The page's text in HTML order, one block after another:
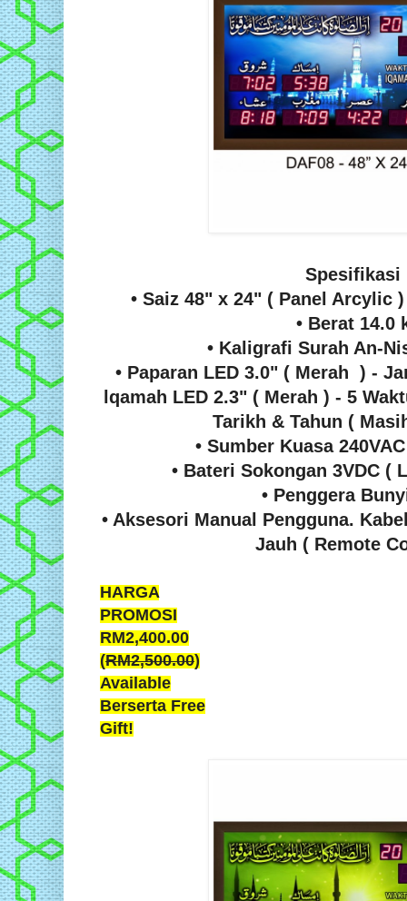
Spesifikasi
• Saiz 48" x 24" ( Panel Arcylic
• Berat 14.0
• Kaligrafi Surah An-
• Paparan LED 3.0" ( Merah ) -
lqamah LED 2.3" ( Merah ) - 5
Tarikh & Tahun (
• Sumber Kuasa
• Bateri Sokongan 3VDC (
• Penggera
• Aksesori Manual Pengguna.
Jauh ( Remote
HARGA
PROMOSI
RM2,400.00
(RM2,500.00)
Available
Berserta Free
Gift!